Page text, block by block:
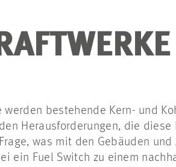
werden bestehende Kern- und
Herausforderungen, die
was mit den Gebäuden
ein Fuel Switch zu einem